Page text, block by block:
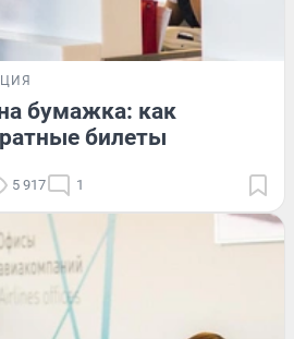
бумажка: как
билеты
5 917 1